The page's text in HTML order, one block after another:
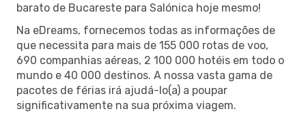
barato de Bucareste para Salónica hoje mesmo!
Na eDreams, fornecemos todas as informações de
que necessita para mais de 155 000 rotas de voo,
690 companhias aéreas, 2 100 000 hotéis em todo o
mundo e 40 000 destinos. A nossa vasta gama de
pacotes de férias irá ajudá-lo(a) a poupar
significativamente na sua próxima viagem.